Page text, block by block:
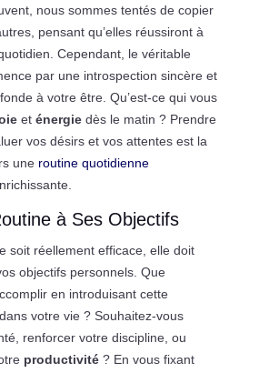
nous sommes tentés de copier
pensant qu’elles réussiront à
Cependant, le véritable
par une introspection sincère et
à votre être. Qu’est-ce qui vous
et énergiedès le matin ? Prendre
vos désirs et vos attentes est la
une routine quotidienne
à Ses Objectifs
soit réellement efficace, elle doit
objectifs personnels. Que
en introduisant cette
votre vie ? Souhaitez-vous
renforcer votre discipline, ou
productivité? En vous fixant